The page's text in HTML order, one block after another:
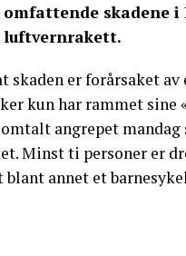
skadene
luftvernrakett.
skaden er forårsaket
kun har rammet
angrepet mandag
Minst ti personer er
annet et